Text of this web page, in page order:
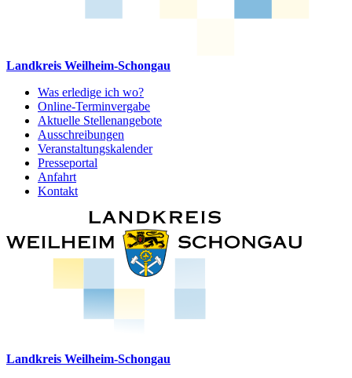
Landkreis Weilheim-Schongau
Was erledige ich wo?
Online-Terminvergabe
Aktuelle Stellenangebote
Ausschreibungen
Veranstaltungskalender
Presseportal
Anfahrt
Kontakt
Landkreis Weilheim-Schongau